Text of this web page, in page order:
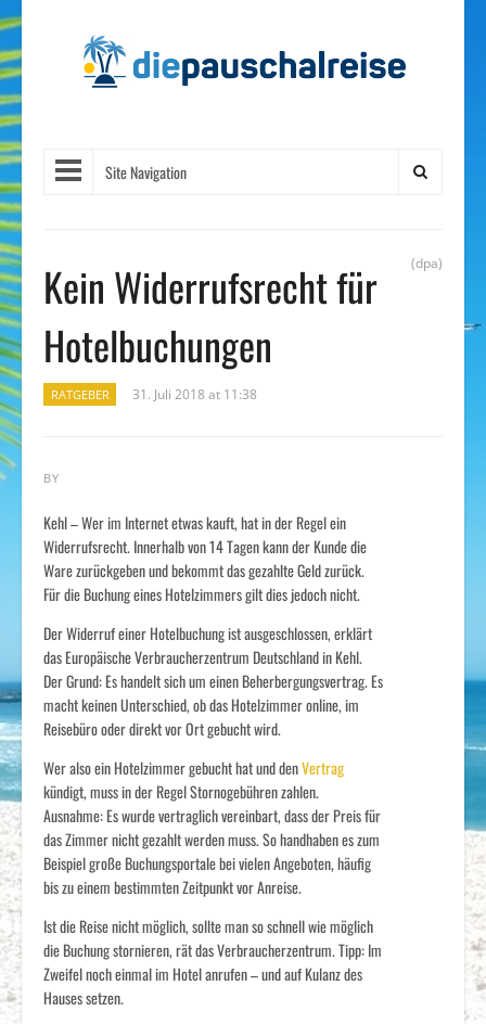
Site Navigation
Kein Widerrufsrecht für
Hotelbuchungen
(dpa)
RATGEBER 31. Juli 2018 at 11:38
BY
Kehl – Wer im Internet etwas kauft, hat in der Regel ein
Widerrufsrecht. Innerhalb von 14 Tagen kann der Kunde die
Ware zurückgeben und bekommt das gezahlte Geld zurück.
Für die Buchung eines Hotelzimmers gilt dies jedoch nicht.
Der Widerruf einer Hotelbuchung ist ausgeschlossen, erklärt
das Europäische Verbraucherzentrum Deutschland in Kehl.
Der Grund: Es handelt sich um einen Beherbergungsvertrag. Es
macht keinen Unterschied, ob das Hotelzimmer online, im
Reisebüro oder direkt vor Ort gebucht wird.
Wer also ein Hotelzimmer gebucht hat und denVertrag
kündigt, muss in der Regel Stornogebühren zahlen.
Ausnahme: Es wurde vertraglich vereinbart, dass der Preis für
das Zimmer nicht gezahlt werden muss. So handhaben es zum
Beispiel große Buchungsportale bei vielen Angeboten, häufig
bis zu einem bestimmten Zeitpunkt vor Anreise.
Ist die Reise nicht möglich, sollte man so schnell wie möglich
die Buchung stornieren, rät das Verbraucherzentrum. Tipp: Im
Zweifel noch einmal im Hotel anrufen – und auf Kulanz des
Hauses setzen.